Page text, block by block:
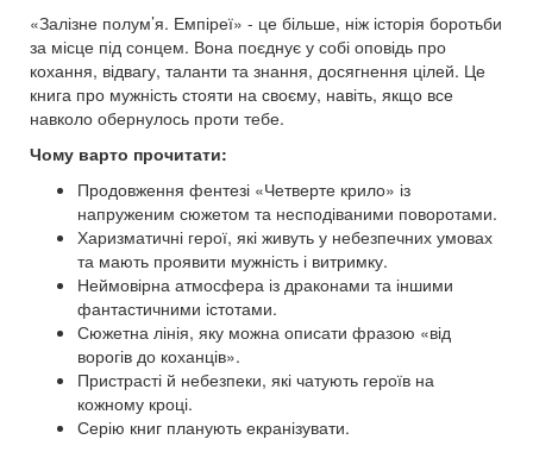
«Залізне полум’я. Емпіреї» - це більше, ніж історія боротьби
за місце під сонцем. Вона поєднує у собі оповідь про
кохання, відвагу, таланти та знання, досягнення цілей. Це
книга про мужність стояти на своєму, навіть, якщо все
навколо обернулось проти тебе.
Чому варто прочитати:
Продовження фентезі «Четверте крило» із
напруженим сюжетом та несподіваними поворотами.
Харизматичні герої, які живуть у небезпечних умовах
та мають проявити мужність і витримку.
Неймовірна атмосфера із драконами та іншими
фантастичними істотами.
Сюжетна лінія, яку можна описати фразою «від
ворогів до коханців».
Пристрасті й небезпеки, які чатують героїв на
кожному кроці.
Серію книг планують екранізувати.